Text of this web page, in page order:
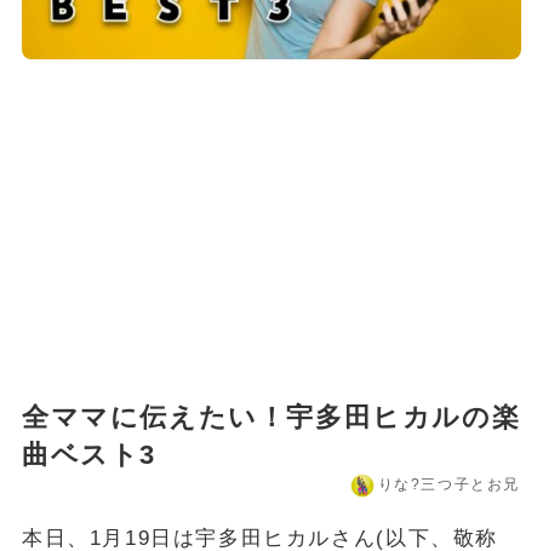
全ママに伝えたい！宇多田ヒカルの楽
曲ベスト3
りな?️三つ子とお兄
本日、1月19日は宇多田ヒカルさん(以下、敬称